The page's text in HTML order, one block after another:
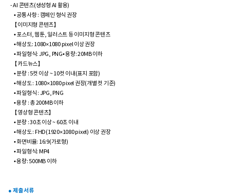
- AI 콘텐츠(생성형 AI 활용)
• 공통사항 : 캠페인 형식 권장
【이미지형 콘텐츠】
• 포스터, 웹툰, 일러스트 등 이미지형 콘텐츠
• 해상도: 1080×1080 pixel 이상 권장
• 파일형식: JPG, PNG• 용량: 20MB 이하
【카드뉴스】
• 분량 : 5컷 이상 ~ 10컷 이내(표지 포함)
• 해상도 : 1080×1080 pixel 권장(개별 컷 기준)
• 파일형식 : JPG, PNG
• 용량 : 총 200MB 이하
【영상형 콘텐츠】
• 분량 : 30초 이상 ~ 60초 이내
• 해상도 : FHD(1920×1080 pixel) 이상 권장
• 화면비율: 16:9(가로형)
• 파일형식: MP4
• 용량: 500MB 이하
● 제출 서류